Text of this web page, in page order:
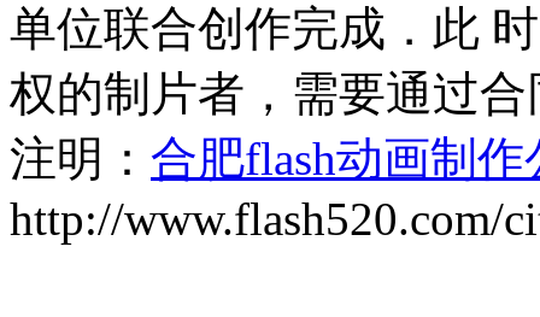
单位联合创作完成．此
权的制片者，需要通过
注明： 合肥flash动画制作
http://www.flash520.com/